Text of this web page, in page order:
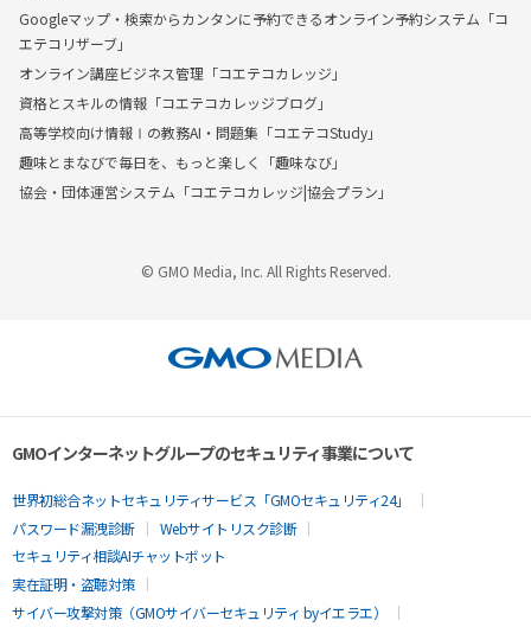
Googleマップ・検索からカンタンに予約できるオンライン予約システム「コ
エテコリザーブ」
オンライン講座ビジネス管理「コエテコカレッジ」
資格とスキルの情報「コエテコカレッジブログ」
高等学校向け情報Ⅰの教務AI・問題集「コエテコStudy」
趣味とまなびで毎日を、もっと楽しく「趣味なび」
協会・団体運営システム「コエテコカレッジ|協会プラン」
© GMO Media, Inc. All Rights Reserved.
GMOインターネットグループのセキュリティ事業について
世界初総合ネットセキュリティサービス「GMOセキュリティ24」
パスワード漏洩診断
Webサイトリスク診断
セキュリティ相談AIチャットボット
実在証明・盗聴対策
サイバー攻撃対策（GMOサイバーセキュリティ byイエラエ）